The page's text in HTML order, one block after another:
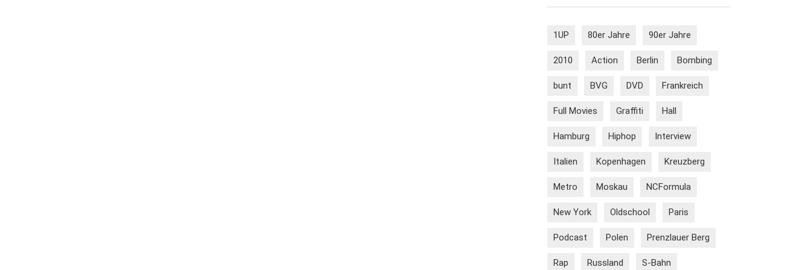
1UP 80er Jahre 90er Jahre
2010 Action Berlin Bombing
bunt BVG DVD Frankreich
Full Movies Graffiti Hall
Hamburg Hiphop Interview
Italien Kopenhagen Kreuzberg
Metro Moskau NCFormula
New York Oldschool Paris
Podcast Polen Prenzlauer Berg
Rap Russland S-Bahn